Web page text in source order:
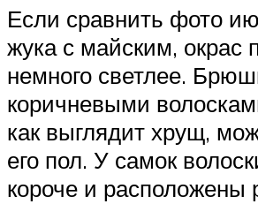
Если сравнить фото
жука с майским, окрас
немного светлее.
коричневыми
как выглядит хрущ,
его пол. У самок
короче и расположены